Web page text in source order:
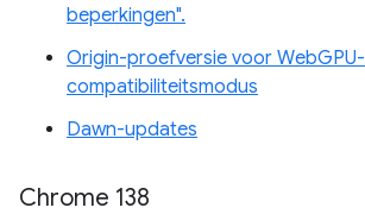
beperkingen".
Origin-proefversie voor WebGPU-
compatibiliteitsmodus
Dawn-updates
Chrome 138